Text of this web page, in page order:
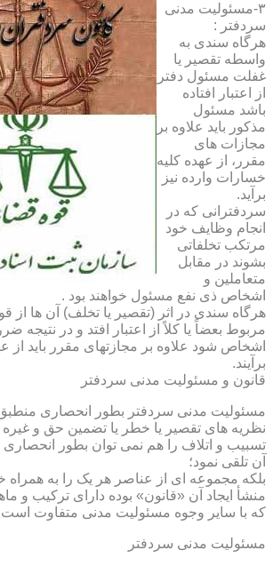
۳-مسئولیت مدنی
سردفتر :
هرگاه سندی به
واسطه تقصیر یا
غفلت مسئول دفتر
از اعتبار افتاده
باشد مسئول
مذکور باید علاوه بر
مجازات های
مقرر، از عهده کلیه
خسارات وارده نیز
برآید.
سردفترانی که در
انجام وظایف خود
مرتکب تخلفاتی
بشوند در مقابل
متعاملین و
اشخاص ذی نفع مسئول خواهند بود .
هرگاه سندی در اثر (تقصیر یا تخلف) آن ها از
مربوط بعضاً یا کلاً از اعتبار افتد و در نتیجه
اشخاص شود علاوه بر مجازتهای مقرر باید از
برآیند.
قانون و مسئولیت مدنی سردفتر
مسئولیت مدنی سردفتر بطور انحصاری منطبق
نظریه های تقصیر یا خطر یا تضمین حق و غیره
تسبیب و اتلاف را هم نمی توان بطور انحصاری
آن تلقی نمود؛
بلکه مجموعه ای از عناصر هر یک را به همراه
منشأ ایجاد آن «قانون» بوده دارای ترکیب و
که با سایر وجوه مسئولیت مدنی متفاوت
مسئولیت مدنی سردفتر